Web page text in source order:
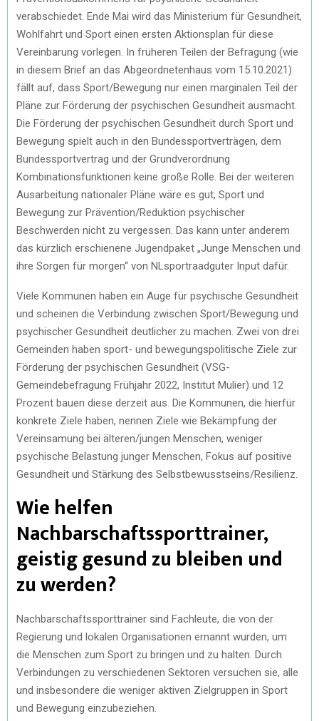
verabschiedet. Ende Mai wird das Ministerium für Gesundheit,
Wohlfahrt und Sport einen ersten Aktionsplan für diese
Vereinbarung vorlegen. In früheren Teilen der Befragung (wie
in diesem Brief an das Abgeordnetenhaus vom 15.10.2021)
fällt auf, dass Sport/Bewegung nur einen marginalen Teil der
Pläne zur Förderung der psychischen Gesundheit ausmacht.
Die Förderung der psychischen Gesundheit durch Sport und
Bewegung spielt auch in den Bundessportverträgen, dem
Bundessportvertrag und der Grundverordnung
Kombinationsfunktionen keine große Rolle. Bei der weiteren
Ausarbeitung nationaler Pläne wäre es gut, Sport und
Bewegung zur Prävention/Reduktion psychischer
Beschwerden nicht zu vergessen. Das kann unter anderem
das kürzlich erschienene Jugendpaket „Junge Menschen und
ihre Sorgen für morgen“ von NLsportraadguter Input dafür.
Viele Kommunen haben ein Auge für psychische Gesundheit
und scheinen die Verbindung zwischen Sport/Bewegung und
psychischer Gesundheit deutlicher zu machen. Zwei von drei
Gemeinden haben sport- und bewegungspolitische Ziele zur
Förderung der psychischen Gesundheit (VSG-
Gemeindebefragung Frühjahr 2022, Institut Mulier) und 12
Prozent bauen diese derzeit aus. Die Kommunen, die hierfür
konkrete Ziele haben, nennen Ziele wie Bekämpfung der
Vereinsamung bei älteren/jungen Menschen, weniger
psychische Belastung junger Menschen, Fokus auf positive
Gesundheit und Stärkung des Selbstbewusstseins/Resilienz.
Wie helfen
Nachbarschaftssporttrainer,
geistig gesund zu bleiben und
zu werden?
Nachbarschaftssporttrainer sind Fachleute, die von der
Regierung und lokalen Organisationen ernannt wurden, um
die Menschen zum Sport zu bringen und zu halten. Durch
Verbindungen zu verschiedenen Sektoren versuchen sie, alle
und insbesondere die weniger aktiven Zielgruppen in Sport
und Bewegung einzubeziehen.